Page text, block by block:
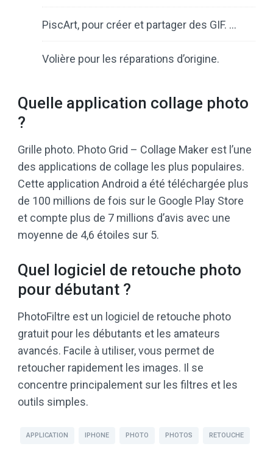
PiscArt, pour créer et partager des GIF. …
Volière pour les réparations d’origine.
Quelle application collage photo
?
Grille photo. Photo Grid – Collage Maker est l’une
des applications de collage les plus populaires.
Cette application Android a été téléchargée plus
de 100 millions de fois sur le Google Play Store
et compte plus de 7 millions d’avis avec une
moyenne de 4,6 étoiles sur 5.
Quel logiciel de retouche photo
pour débutant ?
PhotoFiltre est un logiciel de retouche photo
gratuit pour les débutants et les amateurs
avancés. Facile à utiliser, vous permet de
retoucher rapidement les images. Il se
concentre principalement sur les filtres et les
outils simples.
APPLICATION IPHONE PHOTO PHOTOS RETOUCHE